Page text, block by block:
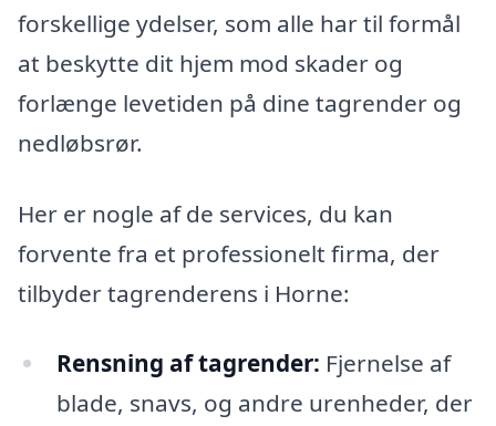
forskellige ydelser, som alle har til formål
at beskytte dit hjem mod skader og
forlænge levetiden på dine tagrender og
nedløbsrør.
Her er nogle af de services, du kan
forvente fra et professionelt firma, der
tilbyder tagrenderens i Horne:
Rensning af tagrender: Fjernelse af
blade, snavs, og andre urenheder, der